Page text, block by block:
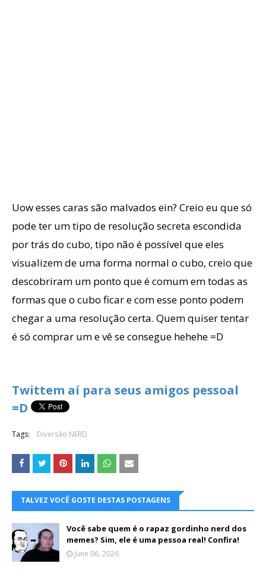
Uow esses caras são malvados ein? Creio eu que só
pode ter um tipo de resolução secreta escondida
por trás do cubo, tipo não é possível que eles
visualizem de uma forma normal o cubo, creio que
descobriram um ponto que é comum em todas as
formas que o cubo ficar e com esse ponto podem
chegar a uma resolução certa. Quem quiser tentar
é só comprar um e vê se consegue hehehe =D
Twittem aí para seus amigos pessoal
=D
Tags: Diversão NERD
TALVEZ VOCÊ GOSTE DESTAS POSTAGENS
Você sabe quem é o rapaz gordinho nerd dos
memes? Sim, ele é uma pessoa real! Confira!
June 06, 2026